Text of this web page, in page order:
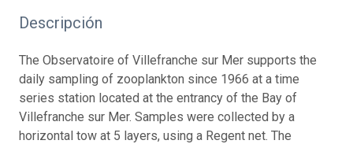
Descripción
The Observatoire of Villefranche sur Mer supports the
daily sampling of zooplankton since 1966 at a time
series station located at the entrancy of the Bay of
Villefranche sur Mer. Samples were collected by a
horizontal tow at 5 layers, using a Regent net. The